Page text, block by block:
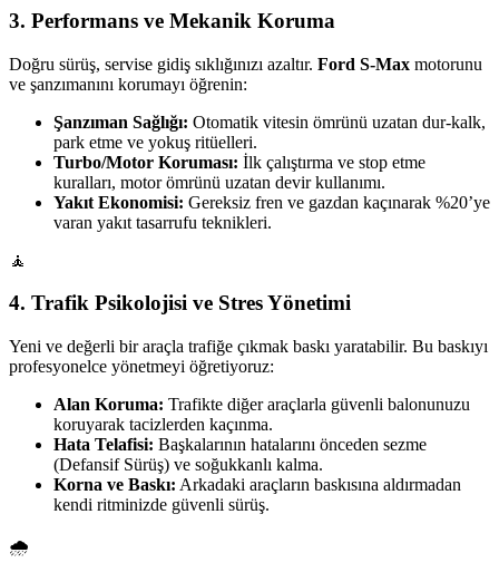
3. Performans ve Mekanik Koruma
Doğru sürüş, servise gidiş sıklığınızı azaltır. Ford S-Max motorunu
ve şanzımanını korumayı öğrenin:
Şanzıman Sağlığı: Otomatik vitesin ömrünü uzatan dur-kalk,
park etme ve yokuş ritüelleri.
Turbo/Motor Koruması: İlk çalıştırma ve stop etme
kuralları, motor ömrünü uzatan devir kullanımı.
Yakıt Ekonomisi: Gereksiz fren ve gazdan kaçınarak %20’ye
varan yakıt tasarrufu teknikleri.
🧘
4. Trafik Psikolojisi ve Stres Yönetimi
Yeni ve değerli bir araçla trafiğe çıkmak baskı yaratabilir. Bu baskıyı
profesyonelce yönetmeyi öğretiyoruz:
Alan Koruma: Trafikte diğer araçlarla güvenli balonunuzu
koruyarak tacizlerden kaçınma.
Hata Telafisi: Başkalarının hatalarını önceden sezme
(Defansif Sürüş) ve soğukkanlı kalma.
Korna ve Baskı: Arkadaki araçların baskısına aldırmadan
kendi ritminizde güvenli sürüş.
🌧️